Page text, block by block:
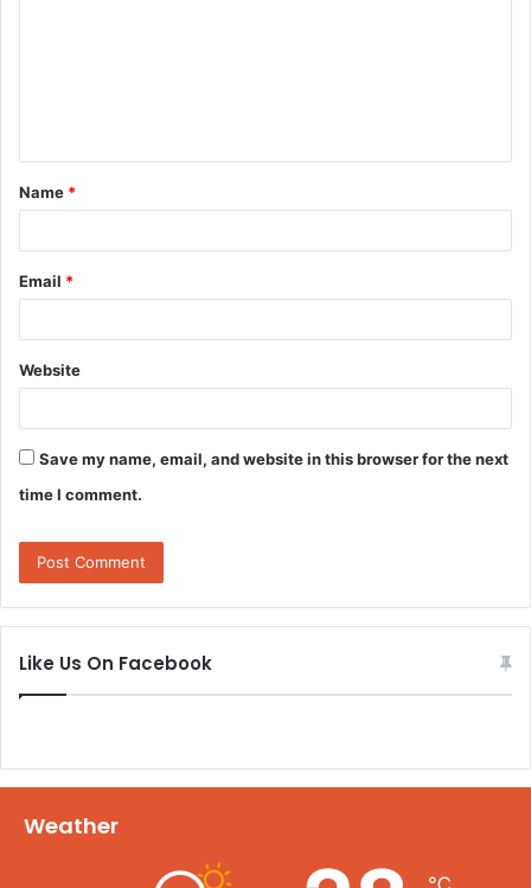
t
*
Name *
Email *
Website
Save my name, email, and website in this browser for the next
time I comment.
Like Us On Facebook
Weather